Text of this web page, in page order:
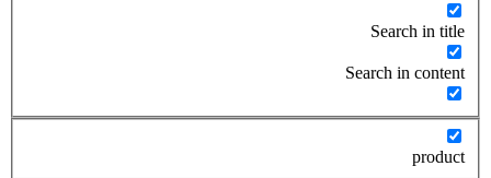
Search in title
Search in content
product